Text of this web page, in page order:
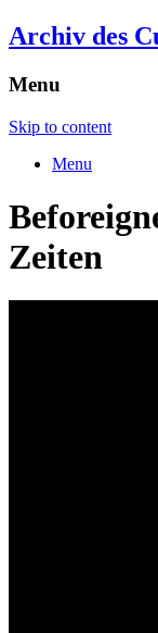
Archiv des
Menu
Skip to content
Menu
Zeiten